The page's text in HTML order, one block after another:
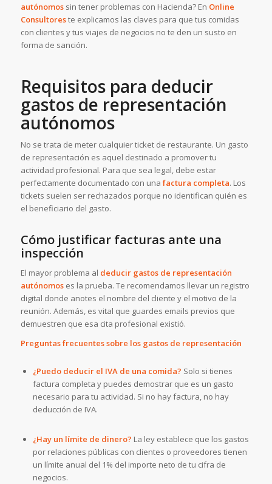
autónomossin tener problemas con Hacienda? En Online
Consultoreste explicamos las claves para que tus comidas
con clientes y tus viajes de negocios no te den un susto en
forma de sanción.
Requisitos para deducir
gastos de representación
autónomos
No se trata de meter cualquier ticket de restaurante. Un gasto
de representación es aquel destinado a promover tu
actividad profesional. Para que sea legal, debe estar
perfectamente documentado con una factura completa. Los
tickets suelen ser rechazados porque no identifican quién es
el beneficiario del gasto.
Cómo justificar facturas ante una
inspección
El mayor problema al deducir gastos de representación
autónomoses la prueba. Te recomendamos llevar un registro
digital donde anotes el nombre del cliente y el motivo de la
reunión. Además, es vital que guardes emails previos que
demuestren que esa cita profesional existió.
Preguntas frecuentes sobre los gastos de representación
¿Puedo deducir el IVA de una comida? Solo si tienes
factura completa y puedes demostrar que es un gasto
necesario para tu actividad. Si no hay factura, no hay
deducción de IVA.
¿Hay un límite de dinero? La ley establece que los gastos
por relaciones públicas con clientes o proveedores tienen
un límite anual del 1% del importe neto de tu cifra de
negocios.